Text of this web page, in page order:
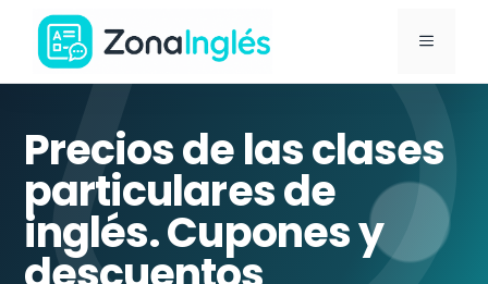
Saltar
contenido
Ir
la
portada
de
ZonaInglés
MENÚ
Precios de las clases
particulares de
inglés. Cupones y